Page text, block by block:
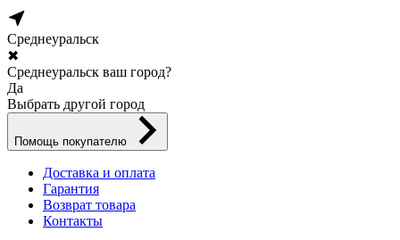
Среднеуральск
✖
Среднеуральск ваш город?
Да
Выбрать другой город
Помощь покупателю
Доставка и оплата
Гарантия
Возврат товара
Контакты